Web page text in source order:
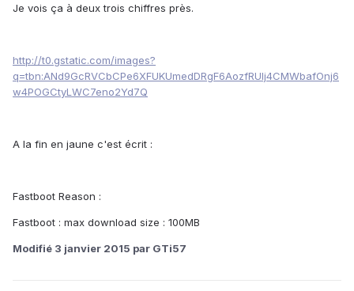
Je vois ça à deux trois chiffres près.
http://t0.gstatic.com/images?
q=tbn:ANd9GcRVCbCPe6XFUKUmedDRgF6AozfRUIj4CMWbafOnj6
w4POGCtyLWC7eno2Yd7Q
A la fin en jaune c'est écrit :
Fastboot Reason :
Fastboot : max download size : 100MB
Modifié 3 janvier 2015 par GTi57